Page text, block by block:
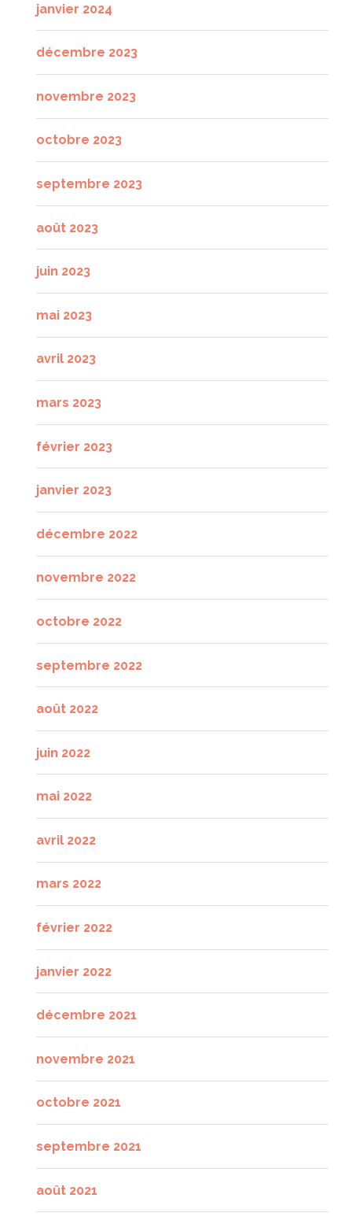
janvier 2024
décembre 2023
novembre 2023
octobre 2023
septembre 2023
août 2023
juin 2023
mai 2023
avril 2023
mars 2023
février 2023
janvier 2023
décembre 2022
novembre 2022
octobre 2022
septembre 2022
août 2022
juin 2022
mai 2022
avril 2022
mars 2022
février 2022
janvier 2022
décembre 2021
novembre 2021
octobre 2021
septembre 2021
août 2021